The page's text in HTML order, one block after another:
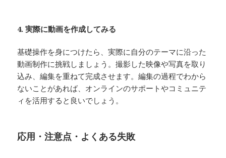
4. 実際に動画を作成してみる
基礎操作を身につけたら、実際に自分のテーマに沿った
動画制作に挑戦しましょう。撮影した映像や写真を取り
込み、編集を重ねて完成させます。編集の過程でわから
ないことがあれば、オンラインのサポートやコミュニテ
ィを活用すると良いでしょう。
応用・注意点・よくある失敗